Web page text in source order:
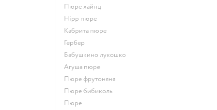
пюре хайнц
hipp пюре
кабрита пюре
гербер
бабушкино лукошко
агуша пюре
пюре фрутоняня
пюре бибиколь
пюре